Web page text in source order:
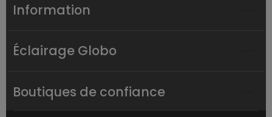
Information
Éclairage Globo
Boutiques de confiance